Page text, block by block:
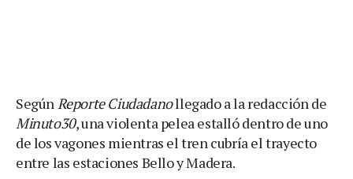
SegúnReporte Ciudadanollegado a la redacción de
Minuto30, una violenta pelea estalló dentro de uno
de los vagones mientras el tren cubría el trayecto
entre las estaciones Bello y Madera.